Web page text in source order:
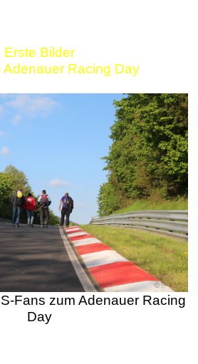
Erste Bilder
Adenauer Racing Day
Fans zum Adenauer Racing
Day